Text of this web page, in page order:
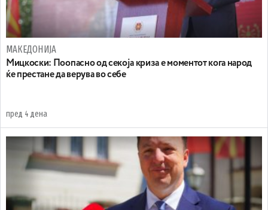
МАКЕДОНИЈА
Мицкоски: Поопасно од секоја криза е моментот кога народ
ќе престане да верува во себе
пред 4 дена